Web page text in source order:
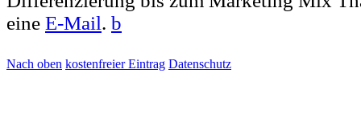
eine E-Mail. b
Nach oben kostenfreier Eintrag Datenschutz